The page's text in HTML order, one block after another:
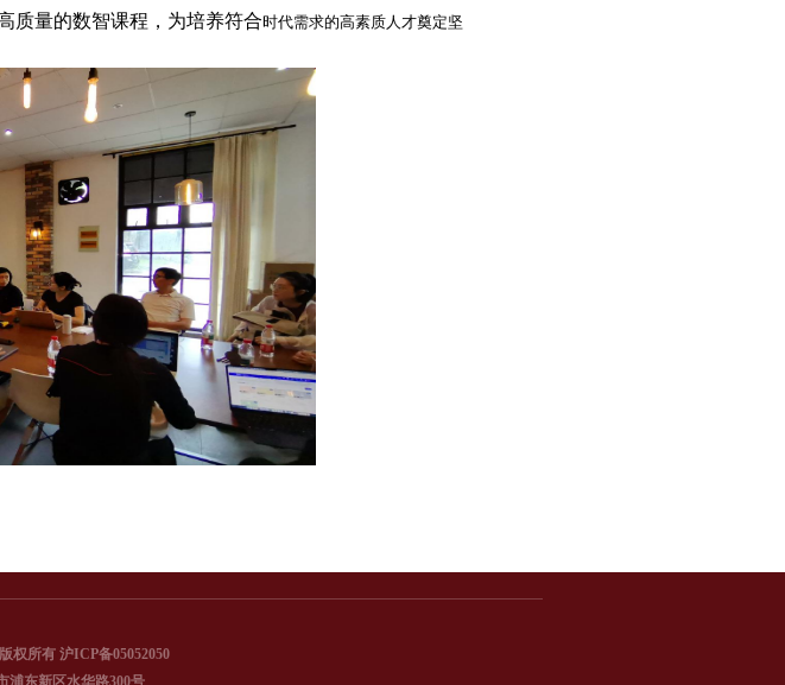
质量的数智课程，为培养符合时代需求的高素质人才奠定坚
权所有 沪ICP备05052050